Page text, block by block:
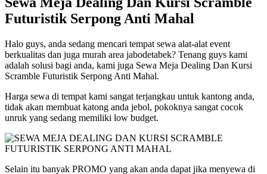
Futuristik Serpong Anti Mahal
Halo guys, anda sedang mencari tempat sewa alat-alat event
berkualitas dan juga murah area jabodetabek? Tenang guys kami
adalah solusi bagi anda, kami juga Sewa Meja Dealing Dan Kursi
Scramble Futuristik Serpong Anti Mahal.
Harga sewa di tempat kami sangat terjangkau untuk kantong anda,
tidak akan membuat katong anda jebol, pokoknya sangat cocok
unruk yang sedang memiliki low budget.
Selain itu banyak PROMO yang akan anda dapat jika menyewa di